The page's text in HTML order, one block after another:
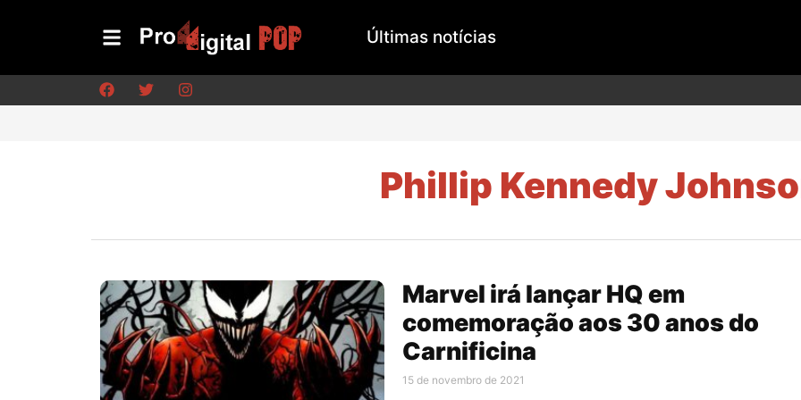
Últimas notícias
Phillip Kennedy
Marvel irá lançar HQ em
comemoração aos 30 anos do
Carnificina
15 de novembro de 2021